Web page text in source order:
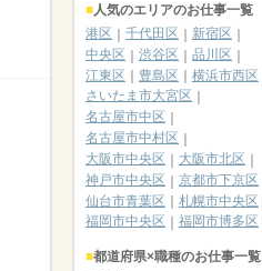
人気のエリアのお仕事一覧
港区
千代田区
新宿区
中央区
渋谷区
品川区
江東区
豊島区
横浜市西区
さいたま市大宮区
名古屋市中区
名古屋市中村区
大阪市中央区
大阪市北区
神戸市中央区
京都市下京区
仙台市青葉区
札幌市中央区
福岡市中央区
福岡市博多区
都道府県×職種のお仕事一覧